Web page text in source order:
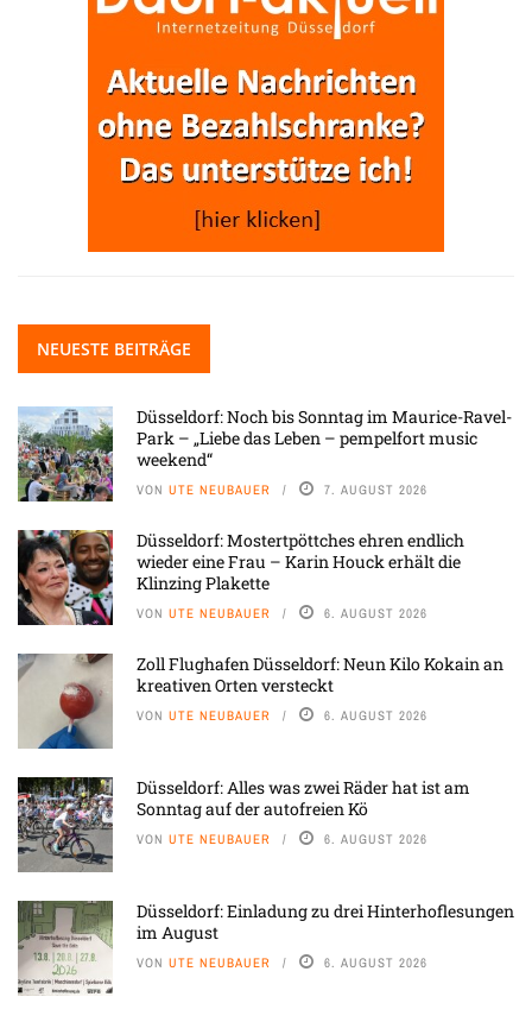
NEUESTE BEITRÄGE
Düsseldorf: Noch bis Sonntag im Maurice-Ravel-
Park – „Liebe das Leben – pempelfort music
weekend“
VON UTE NEUBAUER 7. AUGUST 2026
Düsseldorf: Mostertpöttches ehren endlich
wieder eine Frau – Karin Houck erhält die
Klinzing Plakette
VON UTE NEUBAUER 6. AUGUST 2026
Zoll Flughafen Düsseldorf: Neun Kilo Kokain an
kreativen Orten versteckt
VON UTE NEUBAUER 6. AUGUST 2026
Düsseldorf: Alles was zwei Räder hat ist am
Sonntag auf der autofreien Kö
VON UTE NEUBAUER 6. AUGUST 2026
Düsseldorf: Einladung zu drei Hinterhoflesungen
im August
VON UTE NEUBAUER 6. AUGUST 2026